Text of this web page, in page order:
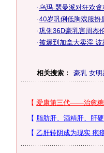
·乌玛-瑟曼派对狂欢
·40岁巩俐低胸戏服扮
·巩俐36D豪乳害周杰
·被爆到加拿大卖淫
相关搜索： 豪乳 女明